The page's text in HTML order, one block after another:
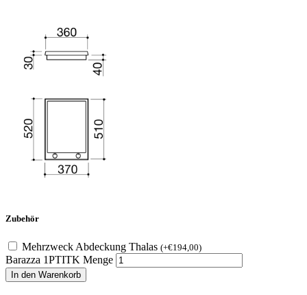
Zubehör
Mehrzweck Abdeckung Thalas (+€194,00)
Barazza 1PTITK Menge
In den Warenkorb